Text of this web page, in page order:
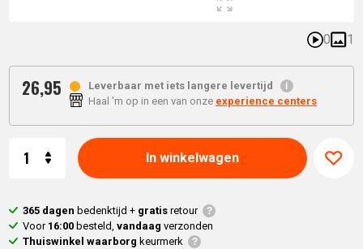
0 1
26,95
Leverbaar met iets langere levertijd
Haal 'm op in een van onze experience centers
In winkelwagen
365 dagen bedenktijd + gratisretour
Voor 16:00 besteld,vandaag verzonden
Thuiswinkel waarborg keurmerk